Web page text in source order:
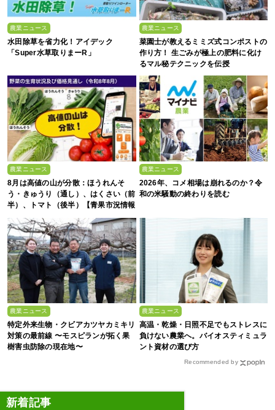
農業ニュース
水田除草を省力化！アイデック
「Super水草取りまーR」
農業ニュース
菜園士が教えるミミズ式コンポストの
作り方！ 生ごみが極上の肥料に化け
るマル秘テクニックを伝授
農業ニュース
8月は高値の山が分散：ほうれんそ
う・きゅうり（通し）、はくさい（前
半）、トマト（後半）【青果市況情報
農業ニュース
2026年、コメ相場は崩れるのか？令
和の米騒動の終わりを読む
農業ニュース
特定外来生物・クビアカツヤカミキリ
対策の最前線 〜モスピランが拓く果
樹害虫防除の現在地〜
農業ニュース
高温・乾燥・日照不足でもストレスに
負けない農業へ。バイオスティミュラ
ント資材の選び方
Recommended by
新着記事